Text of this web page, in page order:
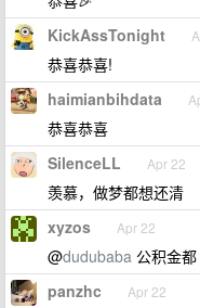
KickAssTonight
恭喜恭喜!
haimianbihdata
恭喜恭喜
SilenceLL Apr 22
羡慕，做梦都想还清
xyzos Apr 22
@dudubaba 公积金
panzhc Apr 22